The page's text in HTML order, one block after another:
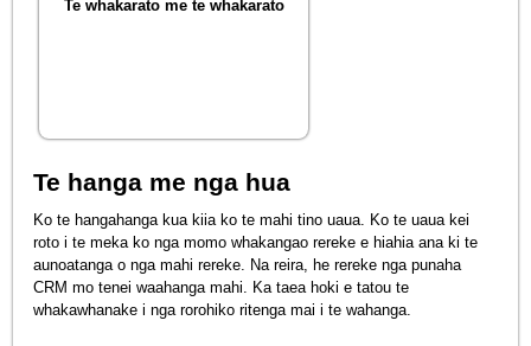
Te whakarato me te whakarato
Te hanga me nga hua
Ko te hangahanga kua kiia ko te mahi tino uaua. Ko te uaua kei
roto i te meka ko nga momo whakangao rereke e hiahia ana ki te
aunoatanga o nga mahi rereke. Na reira, he rereke nga punaha
CRM mo tenei waahanga mahi. Ka taea hoki e tatou te
whakawhanake i nga rorohiko ritenga mai i te wahanga.